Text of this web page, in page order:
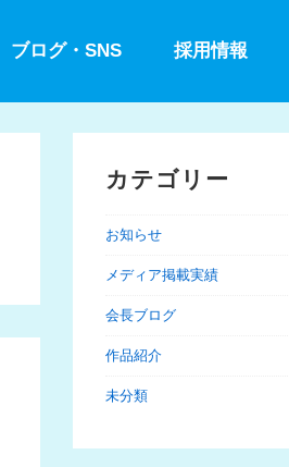
ブログ・SNS 採用情報
カテゴリー
お知らせ
メディア掲載実績
会長ブログ
作品紹介
未分類